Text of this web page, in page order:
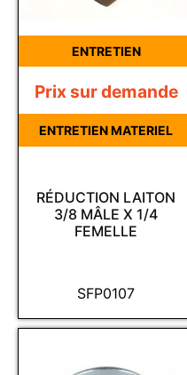
ENTRETIEN
SFP0107
RÉDUCTION LAITON
3/8 MÂLE X 1/4
FEMELLE
Prix sur demande
ENTRETIEN MATERIEL